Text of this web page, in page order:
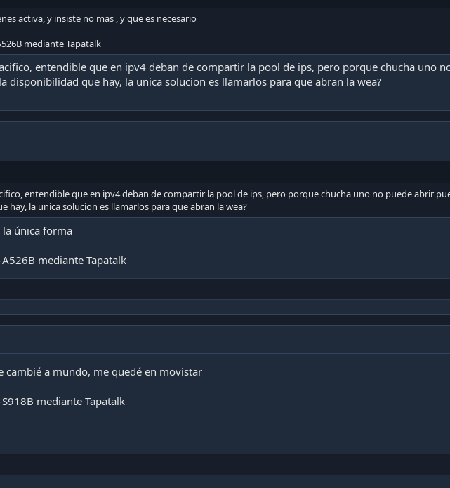
activa, y insiste no mas , y que es necesario
mediante Tapatalk
entendible que en ipv4 deban de compartir la pool de ips, pero porque chucha uno
disponibilidad que hay, la unica solucion es llamarlos para que abran la wea?
entendible que en ipv4 deban de compartir la pool de ips, pero porque chucha uno no puede abrir
hay, la unica solucion es llamarlos para que abran la wea?
la única forma
mediante Tapatalk
cambié a mundo, me quedé en movistar
mediante Tapatalk